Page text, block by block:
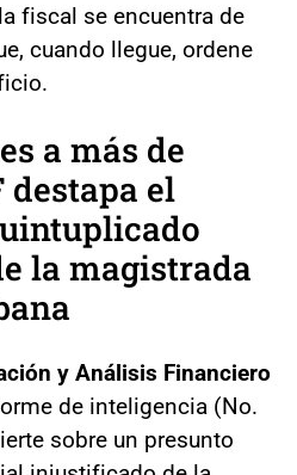
fiscal se encuentra de
cuando llegue, ordene
a más de
destapa el
la magistrada
y Análisis Financiero
de inteligencia (No.
sobre un presunto